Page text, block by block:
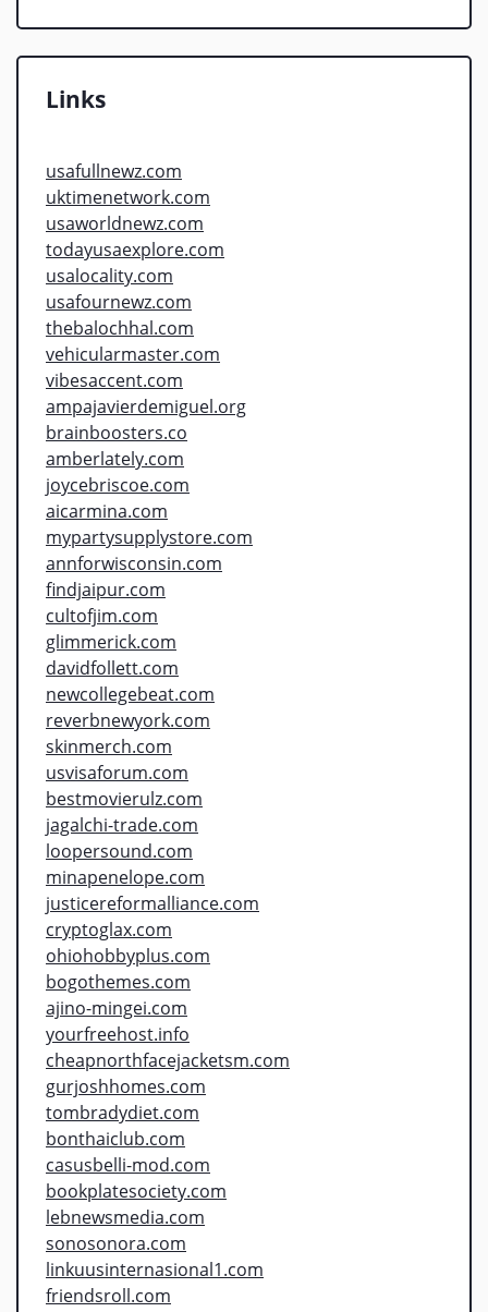
Links
usafullnewz.com
uktimenetwork.com
usaworldnewz.com
todayusaexplore.com
usalocality.com
usafournewz.com
thebalochhal.com
vehicularmaster.com
vibesaccent.com
ampajavierdemiguel.org
brainboosters.co
amberlately.com
joycebriscoe.com
aicarmina.com
mypartysupplystore.com
annforwisconsin.com
findjaipur.com
cultofjim.com
glimmerick.com
davidfollett.com
newcollegebeat.com
reverbnewyork.com
skinmerch.com
usvisaforum.com
bestmovierulz.com
jagalchi-trade.com
loopersound.com
minapenelope.com
justicereformalliance.com
cryptoglax.com
ohiohobbyplus.com
bogothemes.com
ajino-mingei.com
yourfreehost.info
cheapnorthfacejacketsm.com
gurjoshhomes.com
tombradydiet.com
bonthaiclub.com
casusbelli-mod.com
bookplatesociety.com
lebnewsmedia.com
sonosonora.com
linkuusinternasional1.com
friendsroll.com